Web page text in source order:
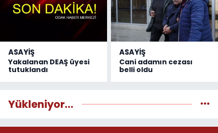
ASAYİŞ
Yakalanan DEAŞ üyesi
tutuklandı
ASAYİŞ
Cani adamın cezası
belli oldu
Yükleniyor...